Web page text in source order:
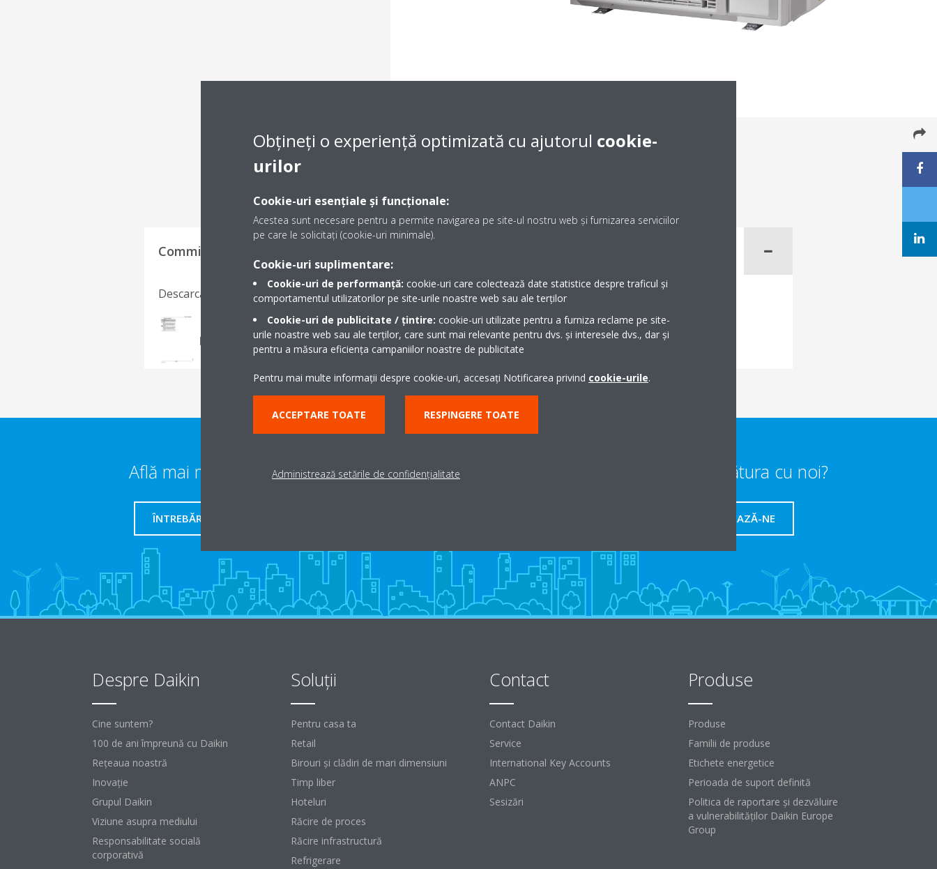
Documentaţie
Commissioning Checklist
Descarcă limba
Commissioning checklist Multi Split_Romanian
PDF | 742.13KB
Află mai multe detalii
ÎNTREBĂRI FRECVENTE
Ai nevoie de suport? Vrei să iei legătura cu noi?
CONTACTEAZĂ-NE
Despre Daikin
Cine suntem?
100 de ani împreună cu Daikin
Reţeaua noastră
Inovaţie
Grupul Daikin
Viziune asupra mediului
Responsabilitate socială
corporativă
Soluţii
Pentru casa ta
Retail
Birouri şi clădiri de mari dimensiuni
Timp liber
Hoteluri
Răcire de proces
Răcire infrastructură
Refrigerare
Contact
Contact Daikin
Service
International Key Accounts
ANPC
Sesizări
Produse
Produse
Familii de produse
Etichete energetice
Perioada de suport definită
Politica de raportare și dezvăluire
a vulnerabilităților Daikin Europe
Group
Obțineți o experiență optimizată cu ajutorul cookie-
urilor
Cookie-uri esențiale și funcționale:
Acestea sunt necesare pentru a permite navigarea pe site-ul nostru web și furnizarea serviciilor
pe care le solicitați (cookie-uri minimale).
Cookie-uri suplimentare:
Cookie-uri de performanță: cookie-uri care colectează date statistice despre traficul și
comportamentul utilizatorilor pe site-urile noastre web sau ale terților
Cookie-uri de publicitate / țintire: cookie-uri utilizate pentru a furniza reclame pe site-
urile noastre web sau ale terților, care sunt mai relevante pentru dvs. și interesele dvs., dar și
pentru a măsura eficiența campaniilor noastre de publicitate
Pentru mai multe informații despre cookie-uri, accesați Notificarea privind cookie-urile.
ACCEPTARE TOATE RESPINGERE TOATE
Administrează setările de confidențialitate